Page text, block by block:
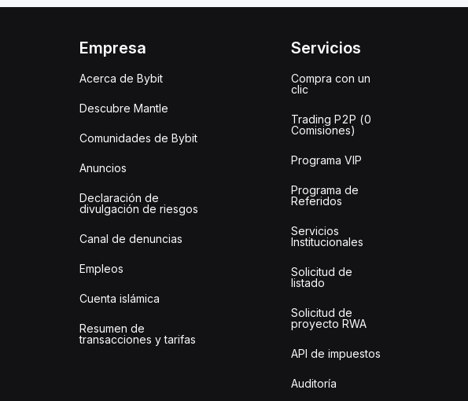
Empresa
Acerca de Bybit
Descubre Mantle
Comunidades de Bybit
Anuncios
Declaración de
divulgación de riesgos
Canal de denuncias
Empleos
Cuenta islámica
Resumen de
transacciones y tarifas
Servicios
Compra con un
clic
Trading P2P (0
Comisiones)
Programa VIP
Programa de
Referidos
Servicios
Institucionales
Solicitud de
listado
Solicitud de
proyecto RWA
API de impuestos
Auditoría